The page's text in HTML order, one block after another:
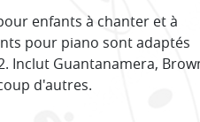
enfants à chanter et à
pour piano sont adaptés
Inclut Guantanamera,
d'autres.